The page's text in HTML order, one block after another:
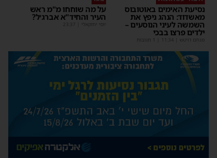
נסיעת האימים באוטובוס
מאשדוד: הנהג ניפץ את
השמשה לעיני הנוסעים –
ילדים פרצו בבכי
מנחם דויטש 11:34
על מה שוחחו מ"מ ראש
העיר והחיד"א אברג׳ל?
יוסי יחזקאלי 23:37